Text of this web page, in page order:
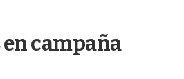
campaña